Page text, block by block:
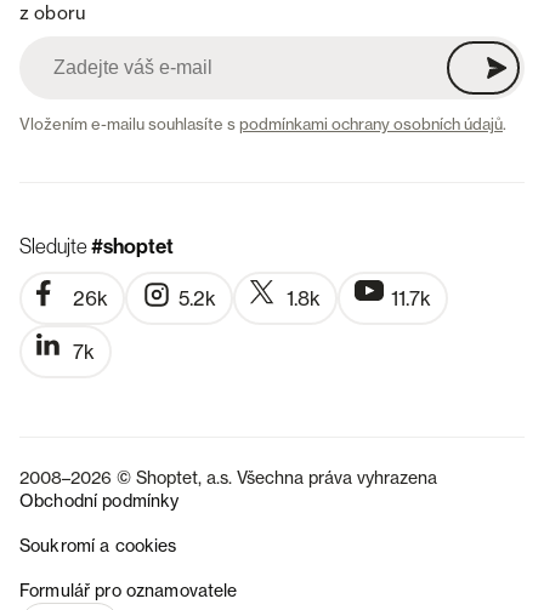
z oboru
Vložením e-mailu souhlasíte spodmínkami ochrany osobních údajů.
Sledujte#shoptet
26k 5.2k 1.8k 11.7k
7k
2008–2026 © Shoptet, a.s. Všechna práva vyhrazena
Obchodní podmínky
Soukromí a cookies
Formulář pro oznamovatele